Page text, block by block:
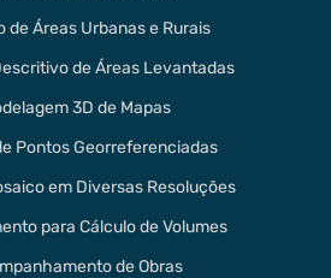
de Áreas Urbanas e Rurais
de Áreas Levantadas
3D de Mapas
Pontos Georreferenciadas
em Diversas Resoluções
para Cálculo de Volumes
de Obras